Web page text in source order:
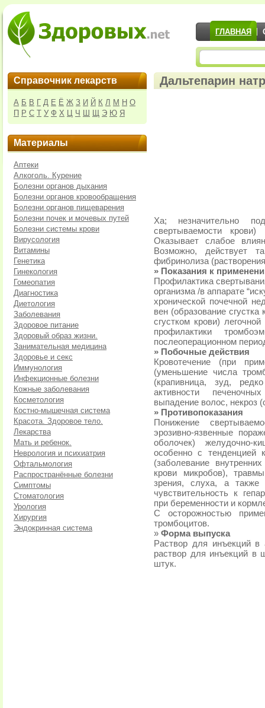
ГЛАВНАЯ
Справочник лекарств
А Б В Г Д Е Ё Ж З И Й К Л М Н О
П Р С Т У Ф Х Ц Ч Ш Щ Э Ю Я
Материалы
Аптеки
Алкоголь. Курение
Болезни органов дыхания
Болезни органов кровообращения
Болезни органов пищеварения
Болезни почек и мочевых путей
Болезни системы крови
Вирусология
Витамины
Генетика
Гинекология
Гомеопатия
Диагностика
Диетология
Заболевания
Здоровое питание
Здоровый образ жизни.
Занимательная медицина
Здоровье и секс
Иммунология
Инфекционные болезни
Кожные заболевания
Косметология
Костно-мышечная система
Красота. Здоровое тело.
Лекарства
Мать и ребенок.
Неврология и психиатрия
Офтальмология
Распространённые болезни
Симптомы
Стоматология
Урология
Хирургия
Эндокринная система
Дальтепарин
Ха; незначительно
свертываемости
Оказывает слабое
Возможно, действует
фибринолиза
» Показания к
Профилактика
организма /в аппарате
хронической почечной
вен (образование
сгустком крови)
профилактики
послеоперационном
» Побочные действия
Кровотечение (при
(уменьшение числа
(крапивница, зуд,
активности
выпадение волос, некроз
» Противопоказания
Понижение
эрозивно-язвенные
оболочек) желудочно-
особенно с тенденцией
(заболевание
крови микробов),
зрения, слуха, а также
чувствительность к
при беременности и
С осторожностью
тромбоцитов.
» Форма выпуска
Раствор для инъекций
раствор для инъекций в
штук.